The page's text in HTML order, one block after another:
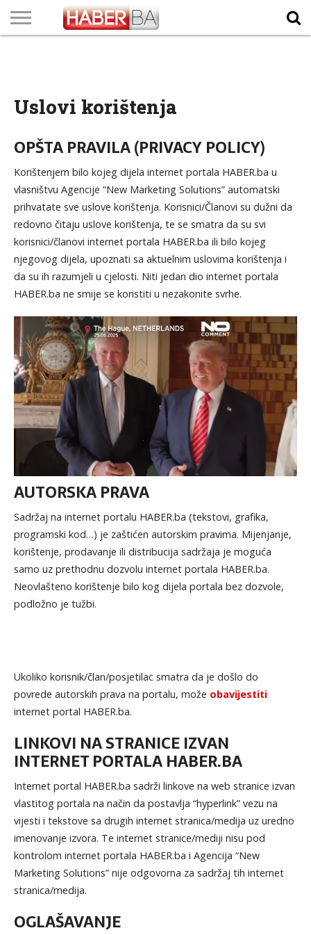
Uslovi korištenja
OPŠTA PRAVILA (PRIVACY POLICY)
Korištenjem bilo kojeg dijela internet portala HABER.ba u
vlasništvu Agencije “New Marketing Solutions” automatski
prihvatate sve uslove korištenja. Korisnici/Članovi su dužni da
redovno čitaju uslove korištenja, te se smatra da su svi
korisnici/članovi internet portala HABER.ba ili bilo kojeg
njegovog dijela, upoznati sa aktuelnim uslovima korištenja i
da su ih razumjeli u cjelosti. Niti jedan dio internet portala
HABER.ba ne smije se koristiti u nezakonite svrhe.
AUTORSKA PRAVA
Sadržaj na internet portalu HABER.ba (tekstovi, grafika,
programski kod…) je zaštićen autorskim pravima. Mijenjanje,
korištenje, prodavanje ili distribucija sadržaja je moguća
samo uz prethodnu dozvolu internet portala HABER.ba.
Neovlašteno korištenje bilo kog dijela portala bez dozvole,
podložno je tužbi.
Ukoliko korisnik/član/posjetilac smatra da je došlo do
povrede autorskih prava na portalu, može obavijestiti
internet portal HABER.ba.
LINKOVI NA STRANICE IZVAN
INTERNET PORTALA HABER.BA
Internet portal HABER.ba sadrži linkove na web stranice izvan
vlastitog portala na način da postavlja “hyperlink” vezu na
vijesti i tekstove sa drugih internet stranica/medija uz uredno
imenovanje izvora. Te internet stranice/mediji nisu pod
kontrolom internet portala HABER.ba i Agencija “New
Marketing Solutions” nije odgovorna za sadržaj tih internet
stranica/medija.
OGLAŠAVANJE